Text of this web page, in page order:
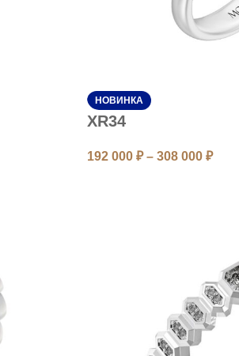
НОВИНКА
XR34
192 000₽ – 308 000₽